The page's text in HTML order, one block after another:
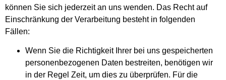
können Sie sich jederzeit an uns wenden. Das Recht auf
Einschränkung der Verarbeitung besteht in folgenden
Fällen:
Wenn Sie die Richtigkeit Ihrer bei uns gespeicherten
personenbezogenen Daten bestreiten, benötigen wir
in der Regel Zeit, um dies zu überprüfen. Für die